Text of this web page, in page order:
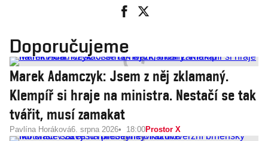
Doporučujeme
Marek Adamczyk: Jsem z něj zklamaný.
Klempíř si hraje na ministra. Nestačí se tak
tvářit, musí zamakat
Pavlína Horáková6. srpna 2026 18:00Prostor X